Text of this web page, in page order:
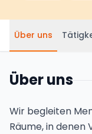
Über uns
Über uns
Wir begleiten
Räume, in